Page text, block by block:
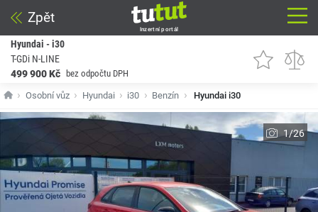
Zpět
Inzertní portál
Hyundai - i30
T-GDi N-LINE
499 900 Kč
bez odpočtu DPH
Osobní vůz Hyundai i30 Benzín Hyundai i30
1/26